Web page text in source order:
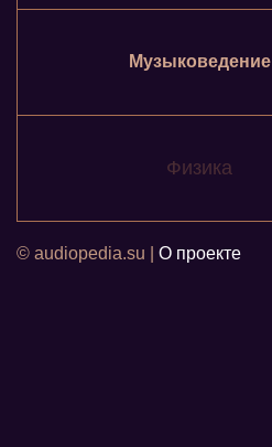
Музыковедение
Физика
© audiopedia.su | О проекте